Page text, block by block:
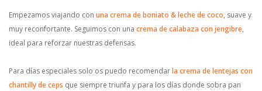
Empezamos viajando con una crema de boniato & leche de coco, suave y
muy reconfortante. Seguimos con una crema de calabaza con jengibre,
ideal para reforzar nuestras defensas.
Para días especiales solo os puedo recomendarla crema de lentejas con
chantilly de ceps que siempre triunfa y para los días donde sobra pan